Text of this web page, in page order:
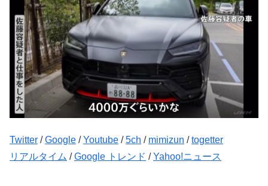
Twitter /Google /Youtube /5ch / mimizun /togetter
リアルタイム /Google トレンド /Yahoo!ニュース